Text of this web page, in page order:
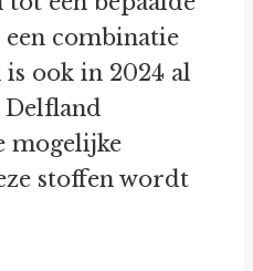
combinatie
is ook in 2024 al
mogelijke
stoffen wordt